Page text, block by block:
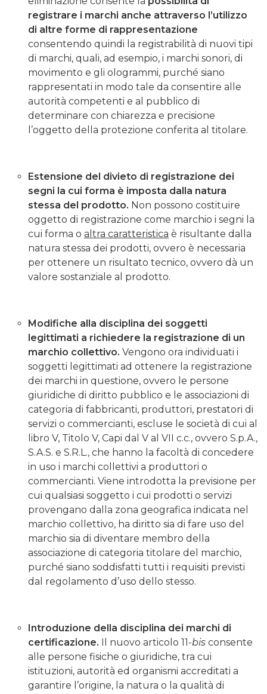
registrare i marchi anche attraverso l’utilizzo
di altre forme di rappresentazione
consentendo quindi la registrabilità di nuovi tipi
di marchi, quali, ad esempio, i marchi sonori, di
movimento e gli ologrammi, purché siano
rappresentati in modo tale da consentire alle
autorità competenti e al pubblico di
determinare con chiarezza e precisione
l’oggetto della protezione conferita al titolare.
Estensione del divieto di registrazione dei
segni la cui forma è imposta dalla natura
stessa del prodotto. Non possono costituire
oggetto di registrazione come marchio i segni la
cui forma o altra caratteristica è risultante dalla
natura stessa dei prodotti, ovvero è necessaria
per ottenere un risultato tecnico, ovvero dà un
valore sostanziale al prodotto.
Modifiche alla disciplina dei soggetti
legittimati a richiedere la registrazione di un
marchio collettivo. Vengono ora individuati i
soggetti legittimati ad ottenere la registrazione
dei marchi in questione, ovvero le persone
giuridiche di diritto pubblico e le associazioni di
categoria di fabbricanti, produttori, prestatori di
servizi o commercianti, escluse le società di cui al
libro V, Titolo V, Capi dal V al VII c.c., ovvero S.p.A.,
S.A.S. e S.R.L., che hanno la facoltà di concedere
in uso i marchi collettivi a produttori o
commercianti. Viene introdotta la previsione per
cui qualsiasi soggetto i cui prodotti o servizi
provengano dalla zona geografica indicata nel
marchio collettivo, ha diritto sia di fare uso del
marchio sia di diventare membro della
associazione di categoria titolare del marchio,
purché siano soddisfatti tutti i requisiti previsti
dal regolamento d’uso dello stesso.
Introduzione della disciplina dei marchi di
certificazione.
Il nuovo articolo 11-bis consente
alle persone fisiche o giuridiche, tra cui
istituzioni, autorità ed organismi accreditati a
garantire l’origine, la natura o la qualità di